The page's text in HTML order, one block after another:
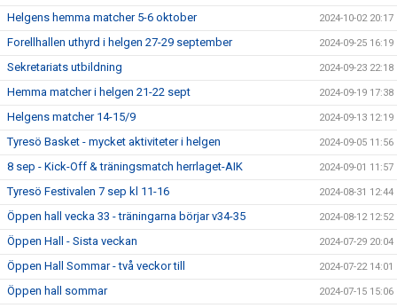
Helgens hemma matcher 5-6 oktober 2024-10-02 20:17
Forellhallen uthyrd i helgen 27-29 september 2024-09-25 16:19
Sekretariats utbildning 2024-09-23 22:18
Hemma matcher i helgen 21-22 sept 2024-09-19 17:38
Helgens matcher 14-15/9 2024-09-13 12:19
Tyresö Basket - mycket aktiviteter i helgen 2024-09-05 11:56
8 sep - Kick-Off & träningsmatch herrlaget-AIK 2024-09-01 11:57
Tyresö Festivalen 7 sep kl 11-16 2024-08-31 12:44
Öppen hall vecka 33 - träningarna börjar v34-35 2024-08-12 12:52
Öppen Hall - Sista veckan 2024-07-29 20:04
Öppen Hall Sommar - två veckor till 2024-07-22 14:01
Öppen hall sommar 2024-07-15 15:06